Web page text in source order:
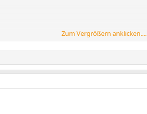
information: done
Zum Vergrößern anklicken....